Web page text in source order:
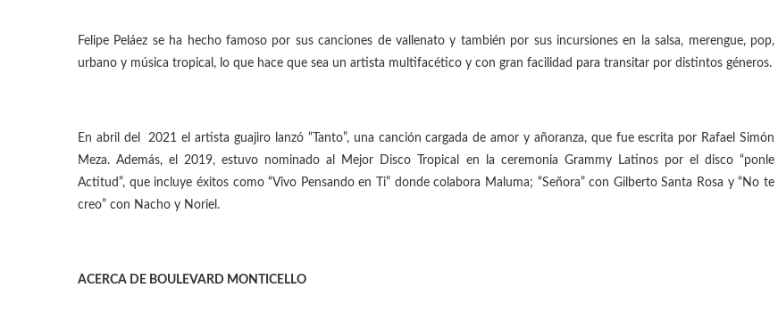
Felipe Peláez se ha hecho famoso por sus canciones de vallenato y también por sus incursiones en la salsa, merengue, pop,
urbano y música tropical, lo que hace que sea un artista multifacético y con gran facilidad para transitar por distintos géneros.
En abril del
2021 el artista guajiro lanzó “Tanto”, una canción cargada de amor y añoranza, que fue escrita por Rafael Simón
Meza. Además, el 2019, estuvo nominado al Mejor Disco Tropical en la ceremonia Grammy Latinos por el disco “ponle
Actitud”, que incluye éxitos como “Vivo Pensando en Ti” donde colabora Maluma; “Señora” con Gilberto Santa Rosa y “No te
creo” con Nacho y Noriel.
ACERCA DE BOULEVARD MONTICELLO